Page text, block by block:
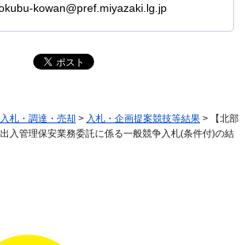
kowan@pref.miyazaki.lg.jp
入札・調達・売却 > 入札・企画提案競技等結果 > 【北部
入管理保安業務委託に係る一般競争入札(条件付)の結